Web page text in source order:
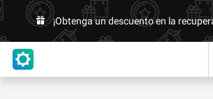
¡Obtenga un descuento en la